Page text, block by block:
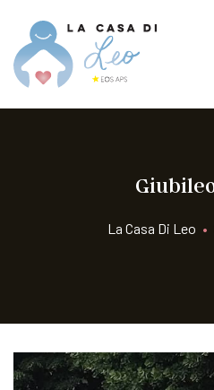
La Casa Di Leo •